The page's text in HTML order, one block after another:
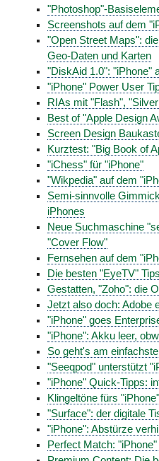
"Photoshop"-
Screenshots auf dem
"Open Street Maps":
Geo-Daten und Karten
"DiskAid 1.0": "iPhone"
"iPhone" Power User
RIAs mit "Flash",
Best of "Apple Design
Screen Design
Kurztest: "Big Book of
"iChess" für "iPhone"
"Wikpedia" auf dem
Semi-sinnvolle
iPhones
Neue Suchmaschine
"Cover Flow"
Fernsehen auf dem
Die besten "EyeTV"
Gestatten, "Zoho": die
Jetzt also doch: Adobe
"iPhone" goes
"iPhone": Akku leer,
So geht's am
"Seeqpod" unterstützt
"iPhone" Quick-Tipps:
Klingeltöne fürs
"Surface": der digitale
"iPhone": Abstürze
Perfect Match: